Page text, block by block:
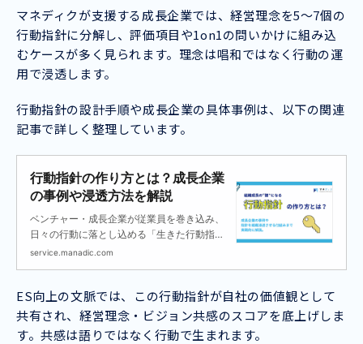
マネディクが支援する成長企業では、経営理念を5〜7個の
行動指針に分解し、評価項目や1on1の問いかけに組み込
むケースが多く見られます。理念は唱和ではなく行動の運
用で浸透します。
行動指針の設計手順や成長企業の具体事例は、以下の関連
記事で詳しく整理しています。
行動指針の作り方とは？成長企業
の事例や浸透方法を解説
ベンチャー・成長企業が従業員を巻き込み、
日々の行動に落とし込める「生きた行動指
針」を作る具体的なステップと、評価制度と
service.manadic.com
ES向上の文脈では、この行動指針が自社の価値観として
共有され、経営理念・ビジョン共感のスコアを底上げしま
す。共感は語りではなく行動で生まれます。